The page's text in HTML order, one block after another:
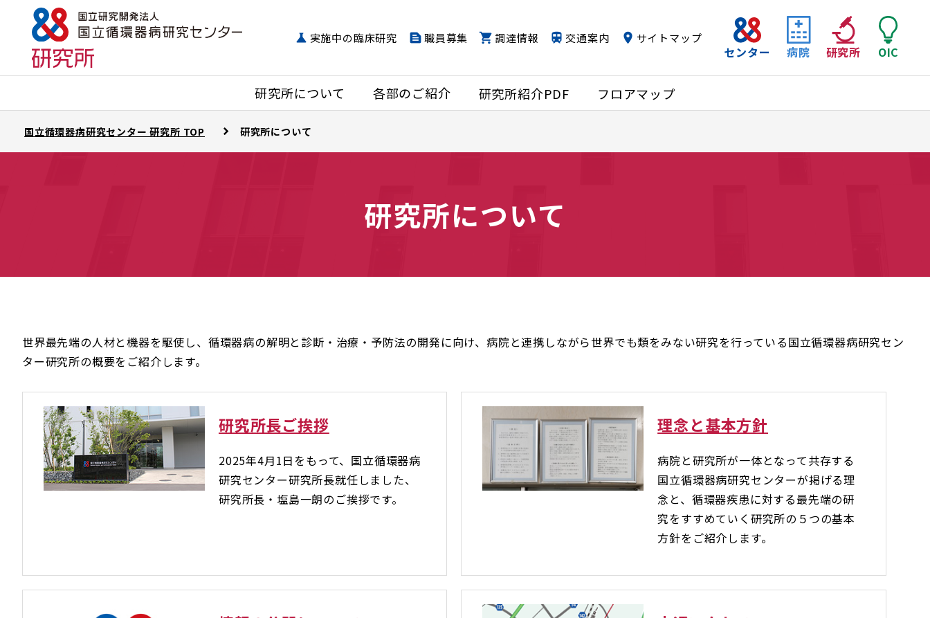
研究所について 各部のご紹介 研究所紹介PDF フロアマップ
センター 病院 研究所 OIC
実施中の臨床研究 職員募集 調達情報 交通案内 サイトマップ
国立循環器病研究センター 研究所 TOP 研究所について
研究所について
世界最先端の人材と機器を駆使し、循環器病の解明と診断・治療・予防法の開発に向け、病院と連携しながら世界でも類をみない研究を行っている国立循環器病研究セン
ター研究所の概要をご紹介します。
研究所長ご挨拶
2025年4月1日をもって、国立循環器病
研究センター研究所長就任しました、
研究所長・塩島一朗のご挨拶です。
理念と基本方針
病院と研究所が一体となって共存する
国立循環器病研究センターが掲げる理
念と、循環器疾患に対する最先端の研
究をすすめていく研究所の５つの基本
方針をご紹介します。